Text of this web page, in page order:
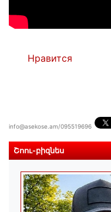
Нравится
info@asekose.am/095519696
Շոու-բիզնես